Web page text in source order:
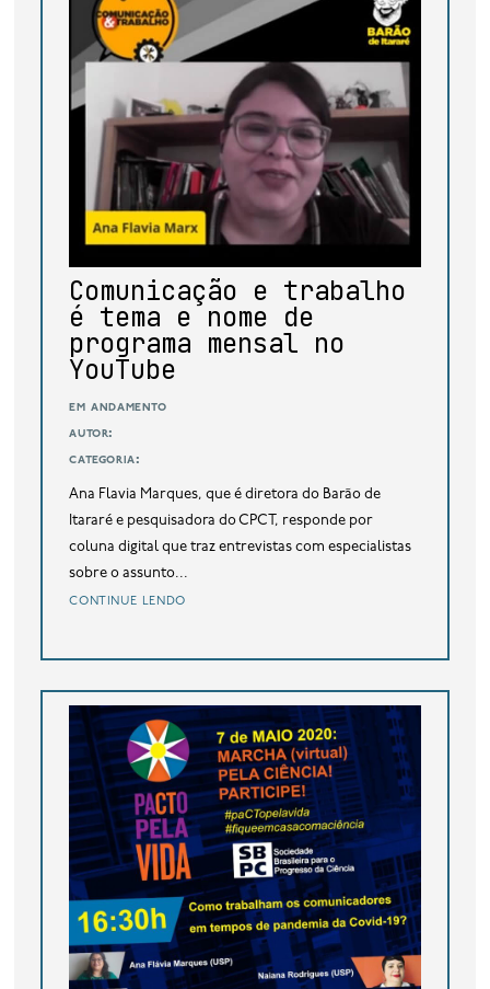
Comunicação e trabalho
é tema e nome de
programa mensal no
YouTube
em andamento
autor:
categoria:
Ana Flavia Marques, que é diretora do Barão de
Itararé e pesquisadora do CPCT, responde por
coluna digital que traz entrevistas com especialistas
sobre o assunto...
continue lendo